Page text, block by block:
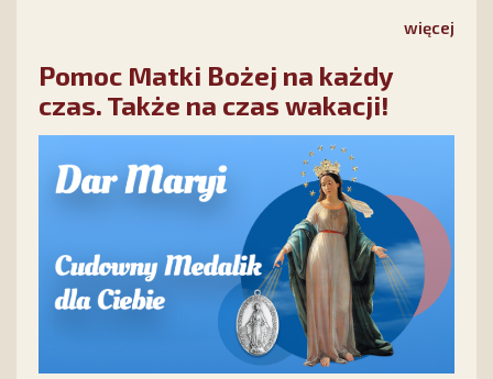
nie tracić nadziei na ich powrót do Chrystusa.więcej
Pomoc Matki Bożej na każdy
czas. Także na czas wakacji!